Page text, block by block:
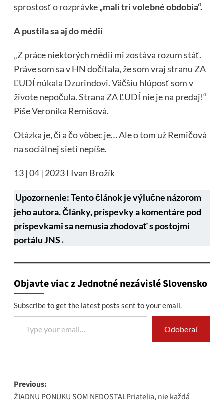
sprostosť o rozprávke„mali tri volebné obdobia“.
A pustila sa aj do médií
„Z práce niektorých médií mi zostáva rozum stáť.
Práve som sa v HN dočítala, že som vraj stranu ZA
ĽUDÍ núkala Dzurindovi. Väčšiu hlúposť som v
živote nepočula. Strana ZA ĽUDÍ nie je na predaj!“
Píše Veronika Remišová.
Otázka je, či a čo vôbec je… Ale o tom už Remičová
na sociálnej sieti nepíše.
13 | 04 | 2023 I Ivan Brožík
Upozornenie: Tento článok je výlučne názorom
jeho autora. Články, príspevky a komentáre pod
príspevkami sa nemusia zhodovať s postojmi
portálu JNS.
Objavte viac z Jednotné nezávislé Slovensko
Subscribe to get the latest posts sent to your email.
Type your email…
Odoberať
Post
Previous:
ŽIADNU PONUKU SOM NEDOSTALPriatelia, nie každá